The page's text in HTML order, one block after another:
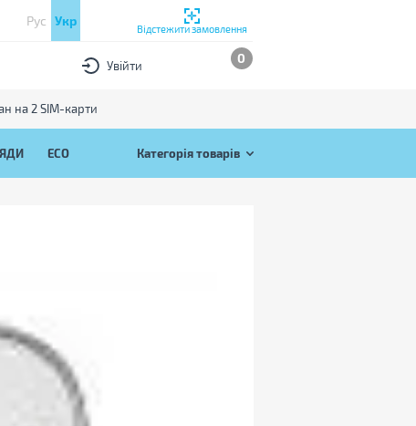
Рус Укр
Відстежити замовлення
Увійти 0
на 2 SIM-карти
ECO Категорія товарів